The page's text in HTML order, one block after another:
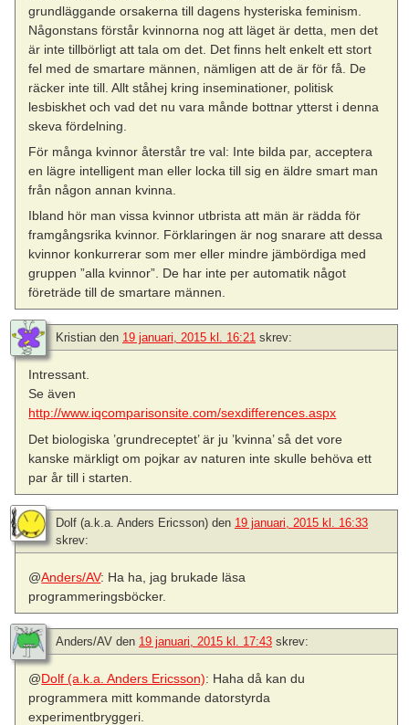
grundläggande orsakerna till dagens hysteriska feminism.
Någonstans förstår kvinnorna nog att läget är detta, men det
är inte tillbörligt att tala om det. Det finns helt enkelt ett stort
fel med de smartare männen, nämligen att de är för få. De
räcker inte till. Allt ståhej kring inseminationer, politisk
lesbiskhet och vad det nu vara månde bottnar ytterst i denna
skeva fördelning.
För många kvinnor återstår tre val: Inte bilda par, acceptera
en lägre intelligent man eller locka till sig en äldre smart man
från någon annan kvinna.
Ibland hör man vissa kvinnor utbrista att män är rädda för
framgångsrika kvinnor. Förklaringen är nog snarare att dessa
kvinnor konkurrerar som mer eller mindre jämbördiga med
gruppen ”alla kvinnor”. De har inte per automatik något
företräde till de smartare männen.
Kristian den 19 januari, 2015 kl. 16:21 skrev:
Intressant.
Se även
http://www.iqcomparisonsite.com/sexdifferences.aspx
Det biologiska ’grundreceptet’ är ju ’kvinna’ så det vore
kanske märkligt om pojkar av naturen inte skulle behöva ett
par år till i starten.
Dolf (a.k.a. Anders Ericsson) den 19 januari, 2015 kl. 16:33
skrev:
@Anders/AV: Ha ha, jag brukade läsa
programmeringsböcker.
Anders/AV den 19 januari, 2015 kl. 17:43 skrev:
@Dolf (a.k.a. Anders Ericsson): Haha då kan du
programmera mitt kommande datorstyrda
experimentbryggeri.